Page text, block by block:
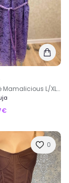
55% medvilnė Mamalicious L/XL dydis 48/50 nauja violetinė nėriniuota suknelė su dirželiu
0